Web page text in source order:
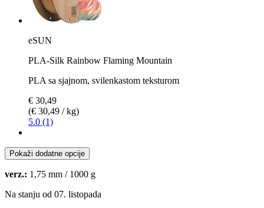
eSUN
PLA-Silk Rainbow Flaming Mountain
PLA sa sjajnom, svilenkastom teksturom
€ 30,49
(€ 30,49 / kg)
5.0 (1)
Pokaži dodatne opcije
verz.: 1,75 mm / 1000 g
Na stanju od 07. listopada